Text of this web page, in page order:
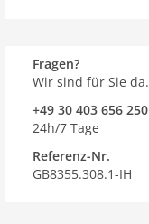
Fragen?
Wir sind für Sie da.
+49 30 403 656 250
24h/7 Tage
Referenz-Nr.
GB8355.308.1-IH